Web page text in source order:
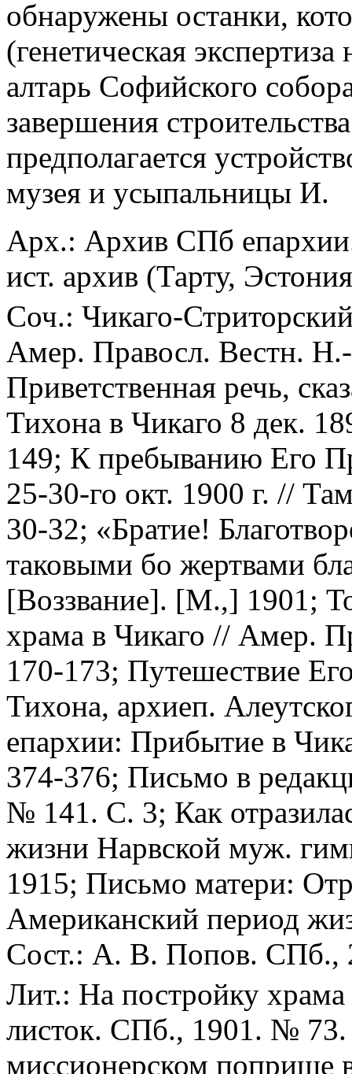
обнаружены останки,
(генетическая
алтарь Софийского
завершения
предполагается
музея и усыпальницы И.
Арх.: Архив СПб
ист. архив (Тарту,
Соч.: Чикаго-
Амер. Правосл. Вестн.
Приветственная речь,
Тихона в Чикаго 8 дек.
149; К пребыванию Его
25-30-го окт. 1900 г. //
30-32; «Братие!
таковыми бо жертвами
[Воззвание]. [М.,] 1901;
храма в Чикаго // Амер.
170-173; Путешествие
Тихона, архиеп.
епархии: Прибытие в
374-376; Письмо в
№ 141. С. 3; Как
жизни Нарвской муж.
1915; Письмо матери:
Американский период
Сост.: А. В. Попов. СПб.,
Лит.: На постройку
листок. СПб., 1901. № 73.
миссионерском поприще